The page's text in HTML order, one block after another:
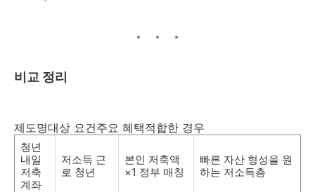
비교 정리
제도명대상 요건주요 혜택적합한 경우
청년
내일
저축
계좌
저소득 근
로 청년
본인 저축액
×1 정부 매칭
빠른 자산 형성을 원
하는 저소득층